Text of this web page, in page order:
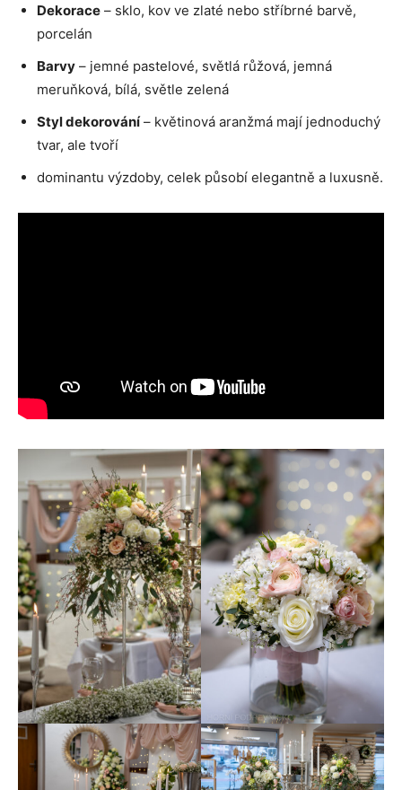
Dekorace – sklo, kov ve zlaté nebo stříbrné barvě,
porcelán
Barvy – jemné pastelové, světlá růžová, jemná
meruňková, bílá, světle zelená
Styl dekorování– květinová aranžmá mají jednoduchý
tvar, ale tvoří
dominantu výzdoby, celek působí elegantně a luxusně.